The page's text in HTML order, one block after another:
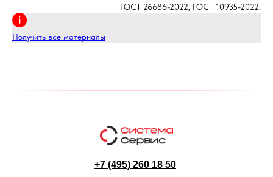
ГОСТ 26686-2022, ГОСТ 10935-2022.
Получить все материалы
+7 (495) 260 18 50